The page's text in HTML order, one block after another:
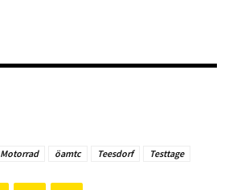
Motorrad öamtc Teesdorf Testtage